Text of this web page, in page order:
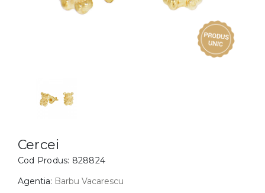
BIJUTERII COPII
Cercei
Bratari
Coliere
Cercei
Cod Produs: 828824
Agentia: Barbu Vacarescu